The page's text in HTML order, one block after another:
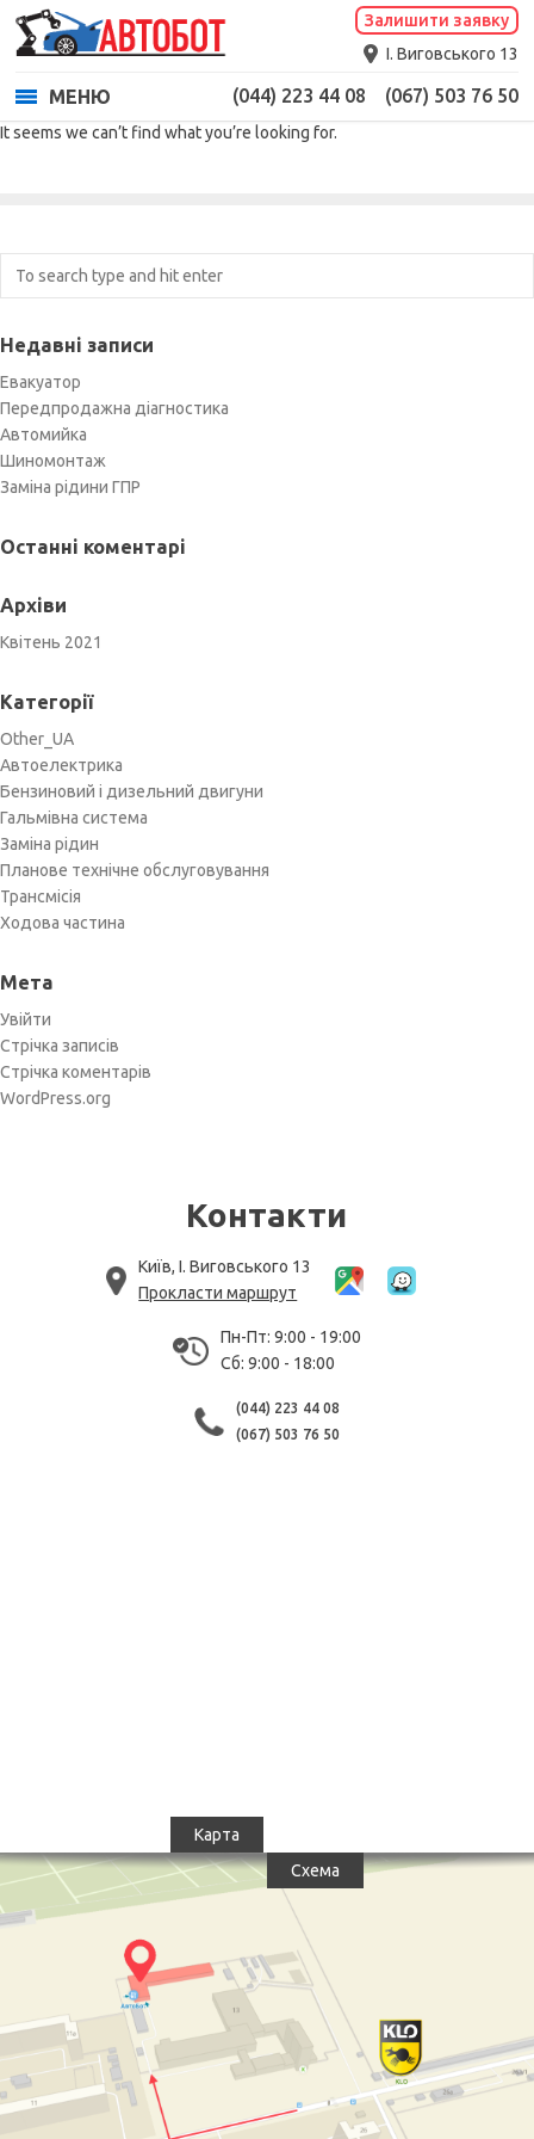
Залишити заявку
І. Виговського 13
МЕНЮ (044) 223 44 08 (067) 503 76 50
It seems we can’t find what you’re looking for.
Недавні записи
Евакуатор
Передпродажна діагностика
Автомийка
Шиномонтаж
Заміна рідини ГПР
Останні коментарі
Архіви
Квітень 2021
Категорії
Other_UA
Автоелектрика
Бензиновий і дизельний двигуни
Гальмівна система
Заміна рідин
Планове технічне обслуговування
Трансмісія
Ходова частина
Мета
Увійти
Стрічка записів
Стрічка коментарів
WordPress.org
Контакти
Київ, І. Виговського 13
Прокласти маршрут
Пн-Пт: 9:00 - 19:00
Сб: 9:00 - 18:00
(044) 223 44 08
(067) 503 76 50
Карта
Схема